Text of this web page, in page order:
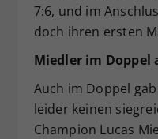
7:6, und im
doch ihren ersten
Miedler im Doppel
Auch im Doppel
leider keinen
Champion Lucas